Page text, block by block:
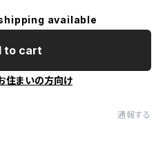
available
to cart
住まいの方向け
通報する